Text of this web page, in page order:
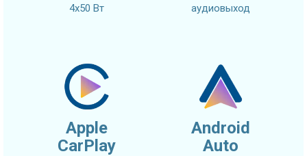
4x50 Вт
аудиовыход
Apple
CarPlay
Android
Auto